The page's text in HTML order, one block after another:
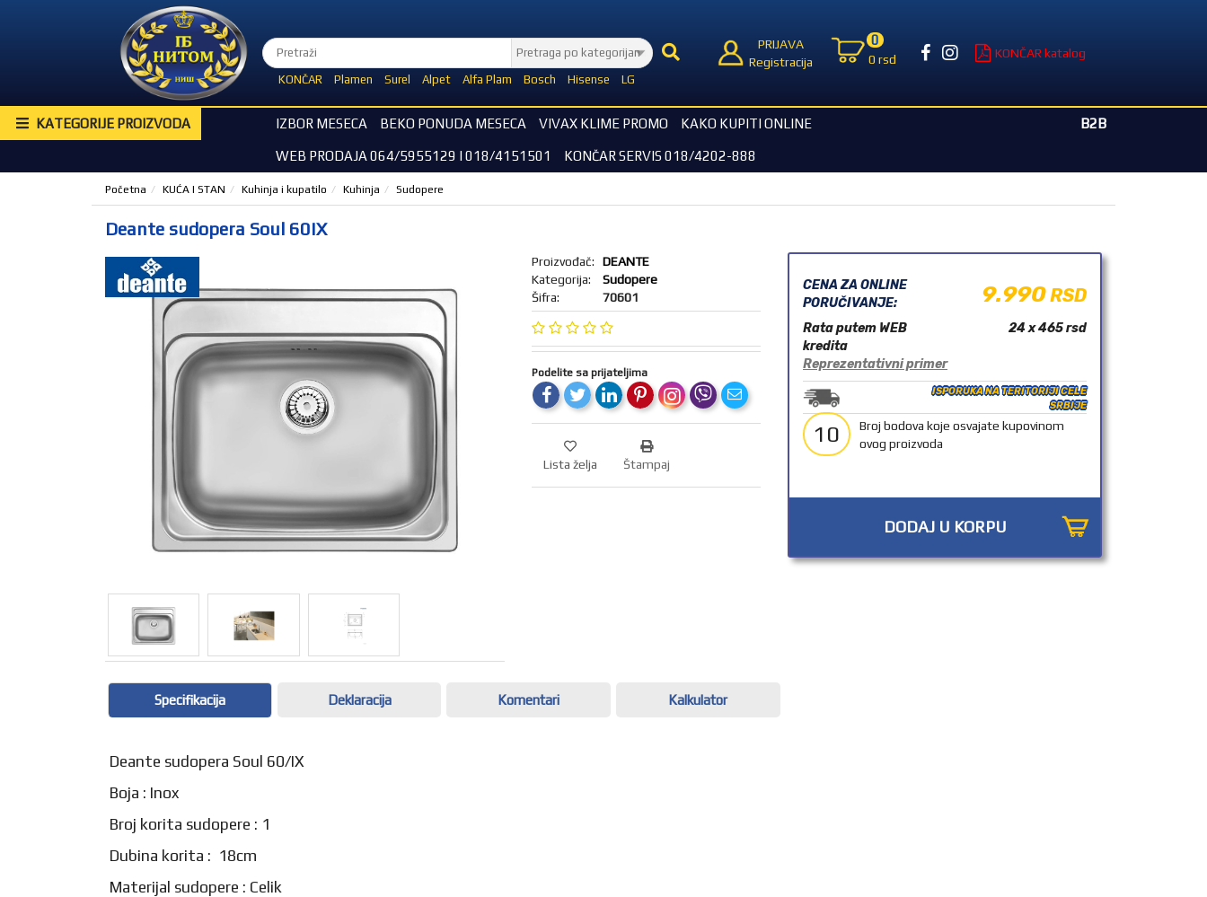
KONČAR Plamen Surel Alpet Alfa Plam Bosch Hisense LG
PRIJAVA
Registracija
0
0 rsd KONČAR katalog
KATEGORIJE PROIZVODA IZBOR MESECA BEKO PONUDA MESECA VIVAX KLIME PROMO KAKO KUPITI ONLINE
WEB PRODAJA 064/5955129 I 018/4151501 KONČAR SERVIS 018/4202-888
B2B
Početna KUĆA I STAN Kuhinja i kupatilo Kuhinja Sudopere
Deante sudopera Soul 60IX
Proizvođač:
DEANTE
Kategorija:
Sudopere
Šifra:
70601
Podelite sa prijateljima
Lista želja Štampaj
CENA ZA ONLINE
PORUČIVANJE:
9.990RSD
Rata putem WEB
kredita
24 x 465rsd
Reprezentativni primer
ISPORUKA NA TERITORIJI CELE
SRBIJE
10
Broj bodova koje osvajate kupovinom
ovog proizvoda
DODAJ U KORPU
Specifikacija Deklaracija Komentari Kalkulator
Deante sudopera Soul 60/IX
Boja : Inox
Broj korita sudopere : 1
Dubina korita : 18cm
Materijal sudopere : Celik